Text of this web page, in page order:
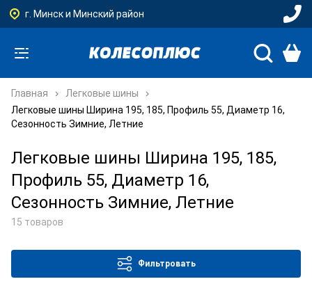
г. Минск и Минский район
Главная
Легковые шины
Легковые шины Ширина 195, 185, Профиль 55, Диаметр 16,
Сезонность Зимние, Летние
Легковые шины Ширина 195, 185,
Профиль 55, Диаметр 16,
Сезонность Зимние, Летние
15 товаров
Фильтровать